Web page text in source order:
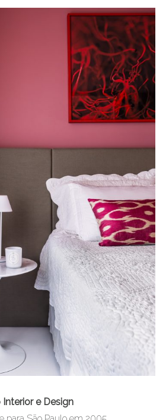
e Design